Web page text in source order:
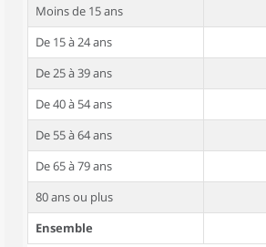
Moins de 15 ans
De 15 à 24 ans
De 25 à 39 ans
De 40 à 54 ans
De 55 à 64 ans
De 65 à 79 ans
80 ans ou plus
Ensemble